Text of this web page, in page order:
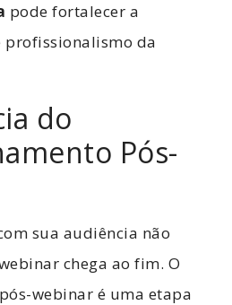
pode fortalecer a
da
do
Pós-
sua audiência não
chega ao fim. O
webinar é uma etapa